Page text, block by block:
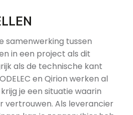
samenwerking tussen
in een project als dit
als de technische kant
en Qirion werken al
je een situatie waarin
vertrouwen. Als leverancier